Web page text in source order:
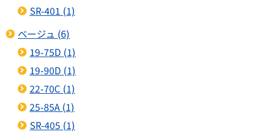
SR-401 (1)
ベージュ (6)
19-75D (1)
19-90D (1)
22-70C (1)
25-85A (1)
SR-405 (1)